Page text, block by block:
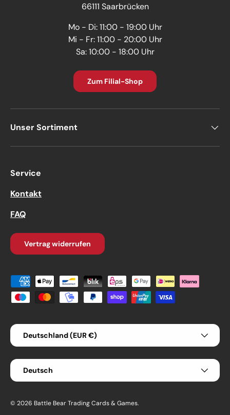
66111 Saarbrücken
Mo - Di: 11:00 - 19:00 Uhr
Mi - Fr: 11:00 - 20:00 Uhr
Sa: 10:00 - 18:00 Uhr
Zum Filial-Shop
Unser Sortiment
Service
Kontakt
FAQ
Vertrag widerrufen
Zahlungsmethoden
Land/Region
Deutschland (EUR €)
Sprache
Deutsch
© 2026 Battle Bear Trading Cards & Games.